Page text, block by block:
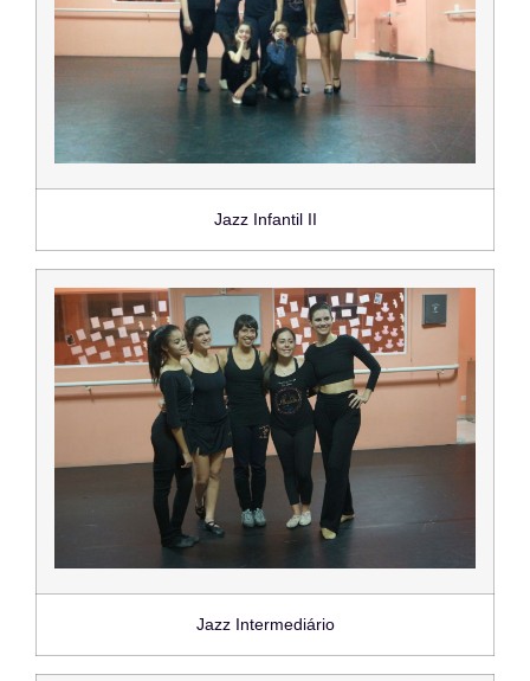
Jazz Infantil II
Jazz Intermediário